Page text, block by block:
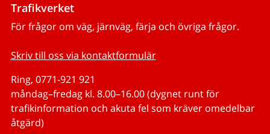
Trafikverket
För frågor om väg, järnväg, färja och övriga frågor.
Skriv till oss via kontaktformulär
Ring, 0771-921 921
måndag–fredag kl. 8.00–16.00 (dygnet runt för
trafikinformation och akuta fel som kräver omedelbar
åtgärd)